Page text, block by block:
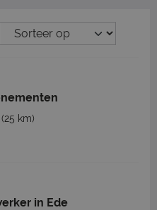
(25 km)
in Ede